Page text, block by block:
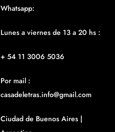
Whatsapp:
Lunes a viernes de 13 a 20 hs :
+ 54 11 3006 5036
Por mail :
casadeletras.info@gmail.com
Ciudad de Buenos Aires |